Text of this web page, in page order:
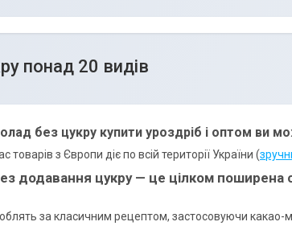
понад 20 видів
без цукру купити уроздріб і оптом ви
товарів з Європи діє по всій території України (
додавання цукру — це цілком поширена
за класичним рецептом, застосовуючи какао-